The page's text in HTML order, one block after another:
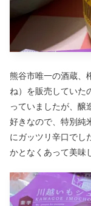
熊谷市唯一の酒蔵、
ね）を販売していた
っていましたが、醸
好きなので、特別純
にガッツリ辛口でし
かとなくあって美味